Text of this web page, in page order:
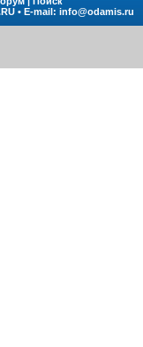
• E-mail: info@odamis.ru